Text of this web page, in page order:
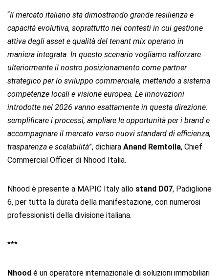
“Il mercato italiano sta dimostrando grande resilienza e
capacità evolutiva, soprattutto nei contesti in cui gestione
attiva degli asset e qualità del tenant mix operano in
maniera integrata. In questo scenario vogliamo rafforzare
ulteriormente il nostro posizionamento come partner
strategico per lo sviluppo commerciale, mettendo a sistema
competenze locali e visione europea. Le innovazioni
introdotte nel 2026 vanno esattamente in questa direzione:
semplificare i processi, ampliare le opportunità per i brand e
accompagnare il mercato verso nuovi standard di efficienza,
trasparenza e scalabilità”, dichiara Anand Remtolla, Chief
Commercial Officer di Nhood Italia.
Nhood è presente a MAPIC Italy allo stand D07, Padiglione
6, per tutta la durata della manifestazione, con numerosi
professionisti della divisione italiana.
***
Nhood è un operatore internazionale di soluzioni immobiliari